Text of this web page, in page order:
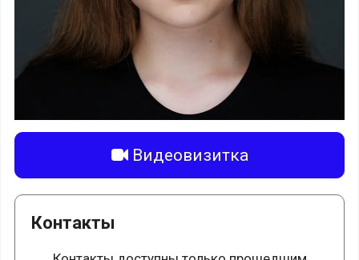
Видеовизитка
Контакты